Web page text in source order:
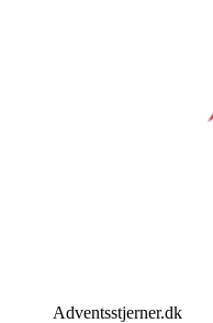
Adventsstjerner.dk